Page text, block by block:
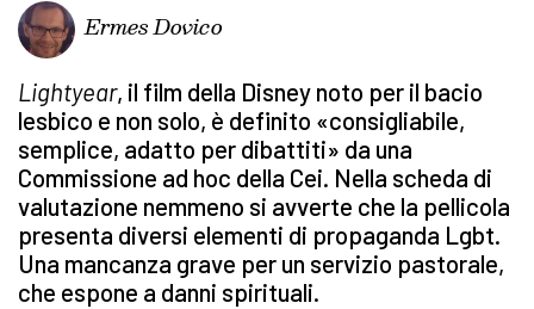
Ermes Dovico
Lightyear, il film della Disney noto per il bacio
lesbico e non solo, è definito «consigliabile,
semplice, adatto per dibattiti» da una
Commissione ad hoc della Cei. Nella scheda di
valutazione nemmeno si avverte che la pellicola
presenta diversi elementi di propaganda Lgbt.
Una mancanza grave per un servizio pastorale,
che espone a danni spirituali.